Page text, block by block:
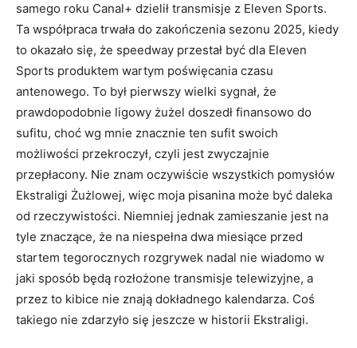
samego roku Canal+ dzielił transmisje z Eleven Sports.
Ta współpraca trwała do zakończenia sezonu 2025, kiedy
to okazało się, że speedway przestał być dla Eleven
Sports produktem wartym poświęcania czasu
antenowego. To był pierwszy wielki sygnał, że
prawdopodobnie ligowy żużel doszedł finansowo do
sufitu, choć wg mnie znacznie ten sufit swoich
możliwości przekroczył, czyli jest zwyczajnie
przepłacony. Nie znam oczywiście wszystkich pomysłów
Ekstraligi Żużlowej, więc moja pisanina może być daleka
od rzeczywistości. Niemniej jednak zamieszanie jest na
tyle znaczące, że na niespełna dwa miesiące przed
startem tegorocznych rozgrywek nadal nie wiadomo w
jaki sposób będą rozłożone transmisje telewizyjne, a
przez to kibice nie znają dokładnego kalendarza. Coś
takiego nie zdarzyło się jeszcze w historii Ekstraligi.